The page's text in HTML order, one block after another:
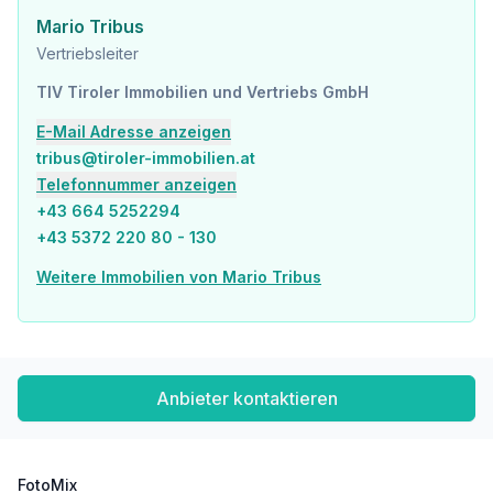
Mario Tribus
Vertriebsleiter
TIV Tiroler Immobilien und Vertriebs GmbH
E-Mail Adresse anzeigen
tribus@tiroler-immobilien.at
Telefonnummer anzeigen
+43 664 5252294
+43 5372 220 80 - 130
Weitere Immobilien von Mario Tribus
Anbieter kontaktieren
FotoMix